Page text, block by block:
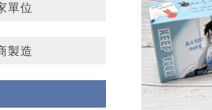
單位
製造